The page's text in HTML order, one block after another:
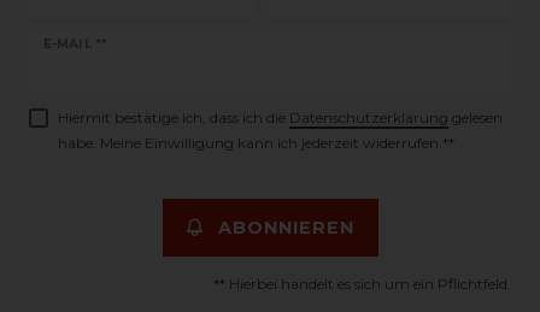
E-MAIL **
Newsletter
Hiermit bestätige ich, dass ich die Daten­schutz­erklärung gelesen
habe. Meine Einwilligung kann ich jederzeit widerrufen.**
ABONNIEREN
** Hierbei handelt es sich um ein Pflichtfeld.